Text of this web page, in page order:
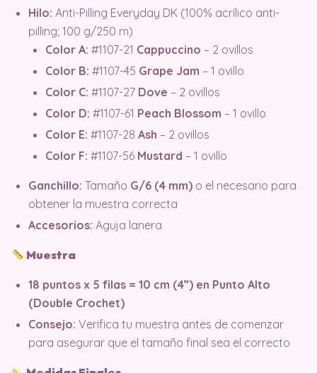
Hilo: Anti-Pilling Everyday DK (100% acrílico anti-
pilling; 100 g/250 m)
Color A: #1107-21 Cappuccino – 2 ovillos
Color B: #1107-45 Grape Jam – 1 ovillo
Color C: #1107-27 Dove – 2 ovillos
Color D: #1107-61 Peach Blossom – 1 ovillo
Color E: #1107-28 Ash – 2 ovillos
Color F: #1107-56 Mustard – 1 ovillo
Ganchillo: Tamaño G/6 (4 mm) o el necesario para
obtener la muestra correcta
Accesorios: Aguja lanera
Muestra
18 puntos x 5 filas = 10 cm (4”) en Punto Alto
(Double Crochet)
Consejo: Verifica tu muestra antes de comenzar
para asegurar que el tamaño final sea el correcto